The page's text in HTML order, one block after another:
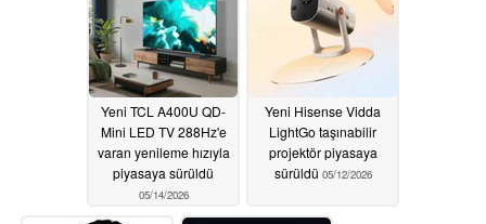
Yeni TCL A400U QD-
Mini LED TV 288Hz'e
varan yenileme hızıyla
piyasaya sürüldü
05/14/2026
Yeni Hisense Vidda
LightGo taşınabilir
projektör piyasaya
sürüldü 05/12/2026